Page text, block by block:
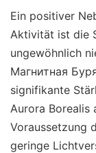
Ein positiver
Aktivität ist die
ungewöhnlich
Магнитная
signifikante
Aurora Borealis
Voraussetzung
geringe